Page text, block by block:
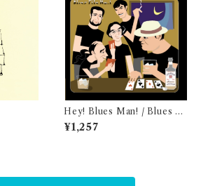
Hey! Blues Man! / Blues Fil
e No.1
¥1,257